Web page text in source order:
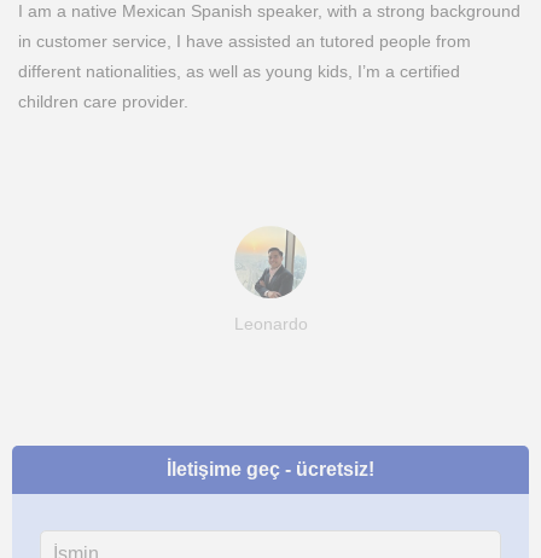
I am a native Mexican Spanish speaker, with a strong background
in customer service, I have assisted an tutored people from
different nationalities, as well as young kids, I’m a certified
children care provider.
Leonardo
İletişime geç - ücretsiz!